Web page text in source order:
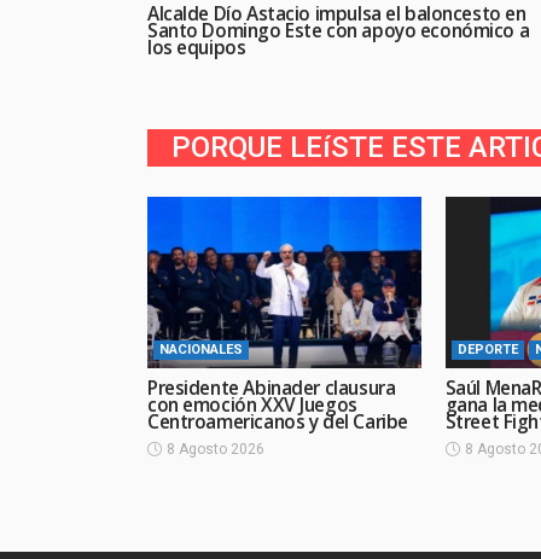
Alcalde Dío Astacio impulsa el baloncesto en
Santo Domingo Este con apoyo económico a
los equipos
PORQUE LEíSTE ESTE
NACIONALES
Presidente Abinader clausura
con emoción XXV Juegos
Centroamericanos y del Caribe
8 Agosto 2026
DEPORTE
Saúl
gana la
Street
8 Agosto